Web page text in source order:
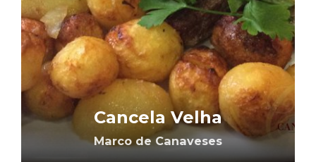
Cancela Velha
Marco de Canaveses